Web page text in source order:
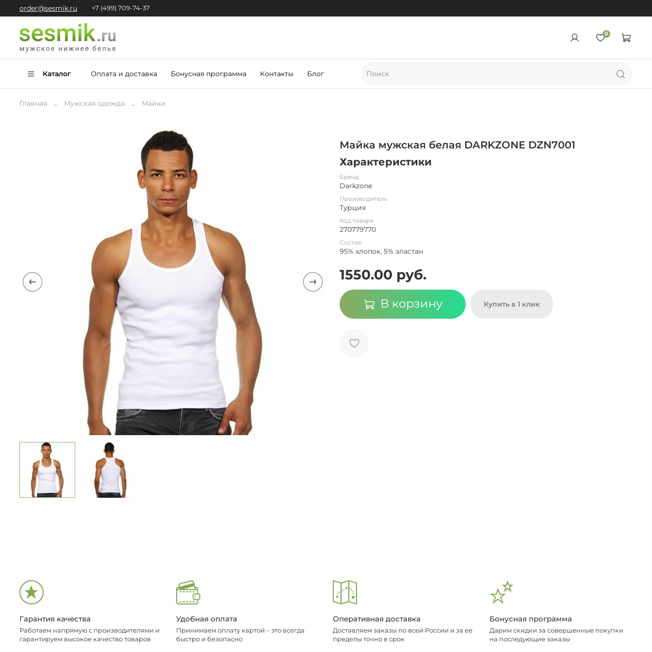
order@sesmik.ru +7 (499) 709-74-37
0
Каталог Оплата и доставка Бонусная программа Контакты Блог
Главная Мужская одежда Майки
Майка мужская белая DARKZONE DZN7001
Характеристики
Бренд
Darkzone
Производитель
Турция
Код товара
270779770
Состав
95% хлопок, 5% эластан
1550.00 руб.
В корзину Купить в 1 клик
Гарантия качества
Работаем напрямую с производителями и
гарантируем высокое качество товаров
Удобная оплата
Принимаем оплату картой – это всегда
быстро и безопасно
Оперативная доставка
Доставляем заказы по всей России и за ее
пределы точно в срок
Бонусная программа
Дарим скидки за совершенные покупки
на последующие заказы